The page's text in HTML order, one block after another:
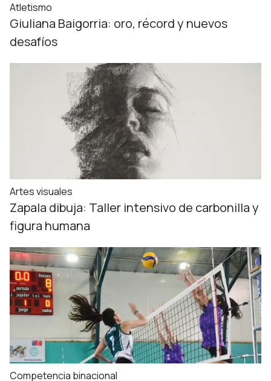
Atletismo
Giuliana Baigorria: oro, récord y nuevos
desafíos
Artes visuales
Zapala dibuja: Taller intensivo de carbonilla y
figura humana
Competencia binacional